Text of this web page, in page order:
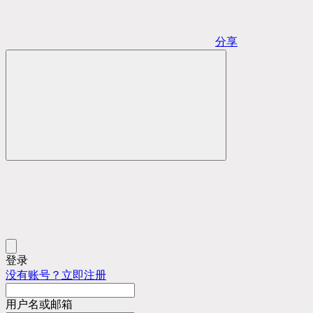
分享
登录
没有账号？立即注册
用户名或邮箱